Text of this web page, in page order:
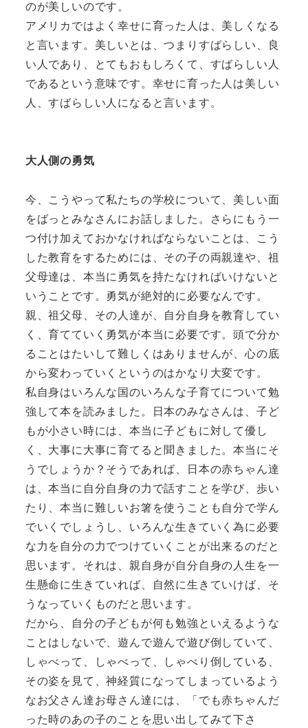
のが美しいのです。
アメリカではよく幸せに育った人は、美しくなる
と言います。美しいとは、つまりすばらしい、良
い人であり、とてもおもしろくて、すばらしい人
であるという意味です。幸せに育った人は美しい
人、すばらしい人になると言います。
大人側の勇気
今、こうやって私たちの学校について、美しい面
をばっとみなさんにお話しました。さらにもう一
つ付け加えておかなければならないことは、こう
した教育をするためには、その子の両親達や、祖
父母達は、本当に勇気を持たなければいけないと
いうことです。勇気が絶対的に必要なんです。
親、祖父母、その人達が、自分自身を教育してい
く、育てていく勇気が本当に必要です。頭で分か
ることはたいして難しくはありませんが、心の底
から変わっていくというのはかなり大変です。
私自身はいろんな国のいろんな子育てについて勉
強して本を読みました。日本のみなさんは、子ど
もが小さい時には、本当に子どもに対して優し
く、大事に大事に育てると聞きました。本当にそ
うでしょうか？そうであれば、日本の赤ちゃん達
は、本当に自分自身の力で話すことを学び、歩い
たり、本当に難しいお箸を使うことも自分で学ん
でいくでしょうし、いろんな生きていく為に必要
な力を自分の力でつけていくことが出来るのだと
思います。それは、親自身が自分自身の人生を一
生懸命に生きていれば、自然に生きていけば、そ
うなっていくものだと思います。
だから、自分の子どもが何も勉強といえるような
ことはしないで、遊んで遊んで遊び倒していて、
しゃべって、しゃべって、しゃべり倒している、
その姿を見て、神経質になってしまっているよう
なお父さん達お母さん達には、「でも赤ちゃんだ
った時のあの子のことを思い出してみて下さ